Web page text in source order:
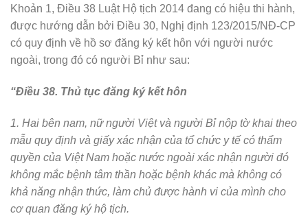
Khoản 1, Điều 38 Luật Hộ tịch 2014 đang có hiệu thi hành,
được hướng dẫn bởi Điều 30, Nghị định 123/2015/NĐ-CP
có quy định về hồ sơ đăng ký kết hôn với người nước
ngoài, trong đó có người Bỉ như sau:
“Điều 38. Thủ tục đăng ký kết hôn
1. Hai bên nam, nữ người Việt và người Bỉ nộp tờ khai theo
mẫu quy định và giấy xác nhận của tổ chức y tế có thẩm
quyền của Việt Nam hoặc nước ngoài xác nhận người đó
không mắc bệnh tâm thần hoặc bệnh khác mà không có
khả năng nhận thức, làm chủ được hành vi của mình cho
cơ quan đăng ký hộ tịch.